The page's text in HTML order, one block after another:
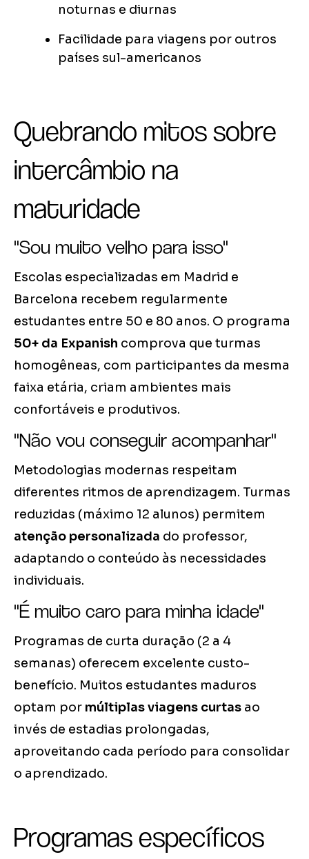
noturnas e diurnas
Facilidade para viagens por outros
países sul-americanos
Quebrando mitos sobre
intercâmbio na
maturidade
"Sou muito velho para isso"
Escolas especializadas em Madrid e
Barcelona recebem regularmente
estudantes entre 50 e 80 anos. O programa
50+ da Expanish comprova que turmas
homogêneas, com participantes da mesma
faixa etária, criam ambientes mais
confortáveis e produtivos.
"Não vou conseguir acompanhar"
Metodologias modernas respeitam
diferentes ritmos de aprendizagem. Turmas
reduzidas (máximo 12 alunos) permitem
atenção personalizada do professor,
adaptando o conteúdo às necessidades
individuais.
"É muito caro para minha idade"
Programas de curta duração (2 a 4
semanas) oferecem excelente custo-
benefício. Muitos estudantes maduros
optam por múltiplas viagens curtas ao
invés de estadias prolongadas,
aproveitando cada período para consolidar
o aprendizado.
Programas específicos